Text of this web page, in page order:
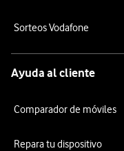
Sorteos Vodafone
Ayuda al cliente
Comparador de móviles
Repara tu dispositivo